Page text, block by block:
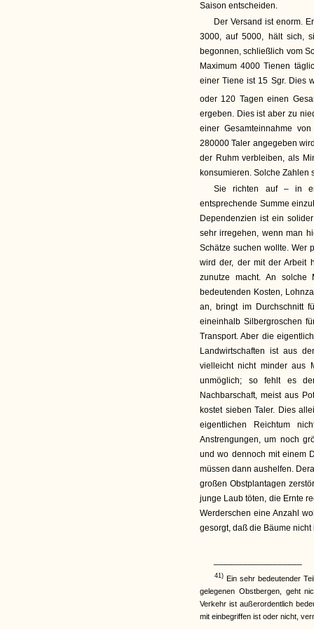
Saison entscheiden.
Der Versand ist enorm.
3000, auf 5000, hält sich,
begonnen, schließlich vom
Maximum 4000 Tienen
einer Tiene ist 15 Sgr. Dies
oder 120 Tagen einen
ergeben. Dies ist aber zu
einer Gesamteinnahme
280000 Taler angegeben
der Ruhm verbleiben, als
konsumieren. Solche Zahlen
Sie richten auf – in
entsprechende Summe
Dependenzien ist ein
sehr irregehen, wenn man
Schätze suchen wollte. Wer
wird der, der mit der Arbeit
zunutze macht. An
bedeutenden Kosten,
an, bringt im Durchschnitt
eineinhalb Silbergroschen
Transport. Aber die
Landwirtschaften ist aus
vielleicht nicht minder aus
unmöglich; so fehlt es
Nachbarschaft, meist aus
kostet sieben Taler. Dies
eigentlichen Reichtum
Anstrengungen, um noch
und wo dennoch mit einem
müssen dann aushelfen.
großen Obstplantagen
junge Laub töten, die Ernte
Werderschen eine Anzahl
gesorgt, daß die Bäume
41) Ein sehr bedeutender
gelegenen Obstbergen, geht
Verkehr ist außerordentlich
mit einbegriffen ist oder nicht,